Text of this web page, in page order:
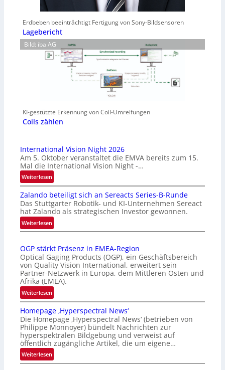
Erdbeben beeinträchtigt Fertigung von Sony-Bildsensoren
Lagebericht
Bild: iba AG
KI-gestützte Erkennung von Coil-Umreifungen
Coils zählen
International Vision Night 2026
Am 5. Oktober veranstaltet die EMVA bereits zum 15.
Mal die International Vision Night -…
Weiterlesen:
I
n
t
e
r
n
t
i
o
n
l
V
i
s
i
o
n
Zalando beteiligt sich an Sereacts Series-B-Runde
Das Stuttgarter Robotik- und KI-Unternehmen Sereact
hat Zalando als strategischen Investor gewonnen.
Weiterlesen:
Z
l
a
n
d
o
b
e
t
e
i
i
g
OGP stärkt Präsenz in EMEA-Region
Optical Gaging Products (OGP), ein Geschäftsbereich
von Quality Vision International, erweitert sein
Partner-Netzwerk in Europa, dem Mittleren Osten und
Afrika (EMEA).
Weiterlesen:
O
G
P
s
t
ä
r
Homepage ‚Hyperspectral News‘
Die Homepage ‚Hyperspectral News‘ (betrieben von
Philippe Monnoyer) bündelt Nachrichten zur
hyperspektralen Bildgebung und verweist auf
öffentlich zugängliche Artikel, die um eigene…
Weiterlesen:
H